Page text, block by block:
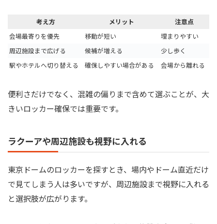
考え方 メリット
注意点
会場最寄りを優先
移動が短い
埋まりやすい
周辺施設まで広げる
候補が増える
少し歩く
駅やホテルへ切り替える
確保しやすい場合がある 会場から離れる
便利さだけでなく、混雑の偏りまで含めて選ぶことが、大
きいロッカー確保では重要です。
ラクーアや周辺施設も視野に入れる
東京ドームのロッカーを探すとき、場内やドーム直近だけ
で見てしまう人は多いですが、周辺施設まで視野に入れる
と選択肢が広がります。